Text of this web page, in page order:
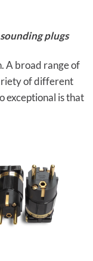
plugs
A broad range of
of different
exceptional is that